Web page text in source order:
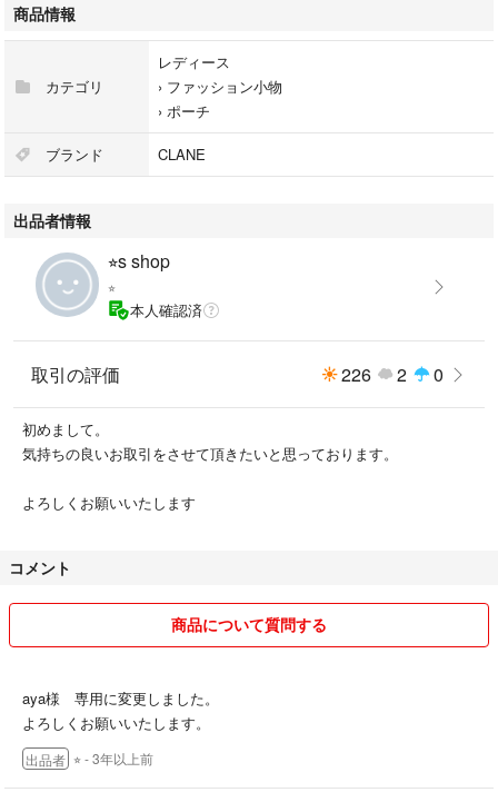
商品情報
カテゴリ
レディース
› ファッション小物
› ポーチ
ブランド CLANE
出品者情報
⭐︎s shop
⭐︎
本人確認済
取引の評価 226 2 0
初めまして。
気持ちの良いお取引をさせて頂きたいと思っております。
よろしくお願いいたします
コメント
商品について質問する
aya様 専用に変更しました。
よろしくお願いいたします。
出品者 ⭐︎- 3年以上前